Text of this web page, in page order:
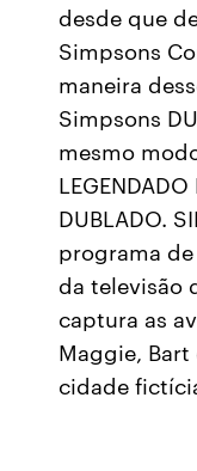
desde que
Simpsons
maneira
Simpsons
mesmo
DUBLADO.
programa
da televisão
captura as
Maggie,
cidade